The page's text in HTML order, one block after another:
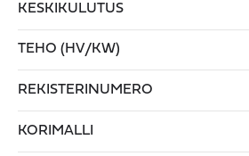
KESKIKULUTUS
TEHO (HV/KW)
REKISTERINUMERO
KORIMALLI